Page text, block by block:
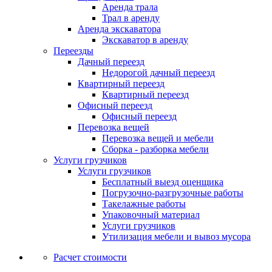
Аренда трала
Трал в аренду
Аренда экскаватора
Экскаватор в аренду
Переезды
Дачный переезд
Недорогой дачный переезд
Квартирный переезд
Квартирный переезд
Офисный переезд
Офисный переезд
Перевозка вещей
Перевозка вещей и мебели
Сборка - разборка мебели
Услуги грузчиков
Услуги грузчиков
Бесплатный выезд оценщика
Погрузочно-разгрузочные работы
Такелажные работы
Упаковочный материал
Услуги грузчиков
Утилизация мебели и вывоз мусора
Расчет стоимости